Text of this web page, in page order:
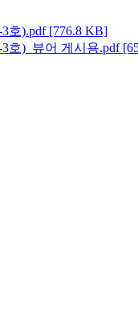
호).pdf [776.8 KB]
호)_뷰어 게시용.pdf